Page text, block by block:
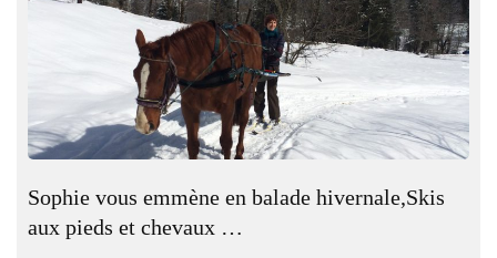
Sophie vous emmène en balade hivernale,Skis
aux pieds et chevaux …